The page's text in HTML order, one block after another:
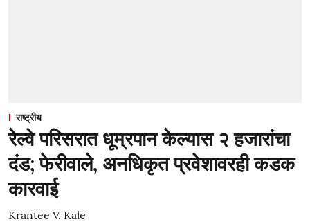
राष्ट्रीय
रेल्वे परिसरात धूम्रपान केल्यास २ हजारांचा
दंड; फेरीवाले, अनधिकृत प्रवेशावरही कडक
कारवाई
Krantee V. Kale